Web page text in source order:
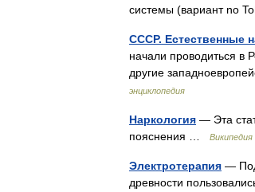
системы (вариант no
СССР. Естественные
начали проводиться в
другие
энциклопедия
Наркология — Эта
пояснения …
Википедия
Электротерапия —
древности